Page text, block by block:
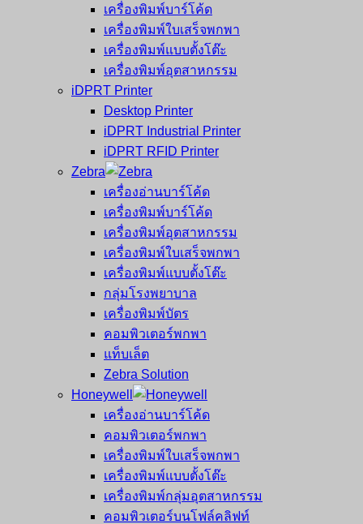
เครื่องพิมพ์บาร์โค้ด
เครื่องพิมพ์ใบเสร็จพกพา
เครื่องพิมพ์แบบตั้งโต๊ะ
เครื่องพิมพ์อุตสาหกรรม
iDPRT Printer
Desktop Printer
iDPRT Industrial Printer
iDPRT RFID Printer
Zebra
เครื่องอ่านบาร์โค้ด
เครื่องพิมพ์บาร์โค้ด
เครื่องพิมพ์อุตสาหกรรม
เครื่องพิมพ์ใบเสร็จพกพา
เครื่องพิมพ์แบบตั้งโต๊ะ
กลุ่มโรงพยาบาล
เครื่องพิมพ์บัตร
คอมพิวเตอร์พกพา
แท็บเล็ต
Zebra Solution
Honeywell
เครื่องอ่านบาร์โค้ด
คอมพิวเตอร์พกพา
เครื่องพิมพ์ใบเสร็จพกพา
เครื่องพิมพ์แบบตั้งโต๊ะ
เครื่องพิมพ์กลุ่มอุตสาหกรรม
คอมพิวเตอร์บนโฟล์คลิฟท์